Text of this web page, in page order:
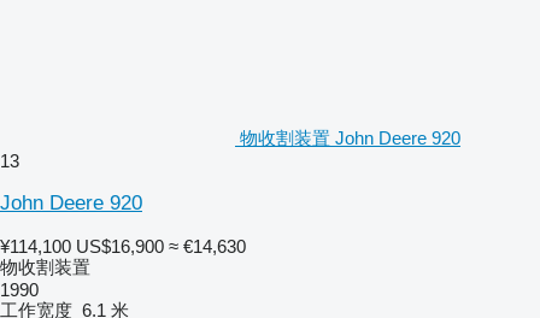
物收割装置 John Deere 920
13
John Deere 920
¥114,100 US$16,900 ≈ €14,630
物收割装置
1990
工作宽度 6.1 米